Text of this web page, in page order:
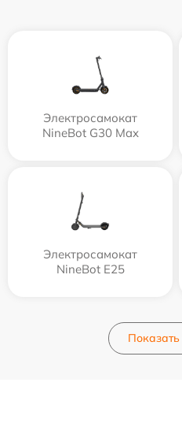
Электросамокат
NineBot G30 Max
Электросамокат
NineBot E25